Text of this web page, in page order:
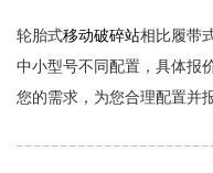
轮胎式移动破碎站相比履带
中小型号不同配置，具体报
您的需求，为您合理配置并报